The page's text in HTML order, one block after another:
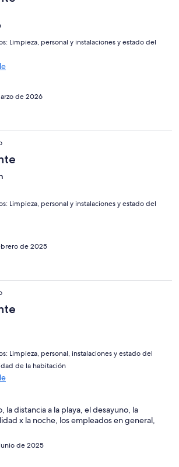
Limpieza, personal y instalaciones y estado del
de 2026
Limpieza, personal y instalaciones y estado del
de 2025
Limpieza, personal, instalaciones y estado del
de la habitación
la distancia a la playa, el desayuno, la
x la noche, los empleados en general,
de 2025